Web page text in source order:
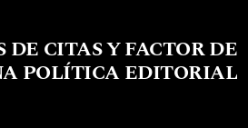
DE CITAS Y FACTOR DE
POLÍTICA EDITORIAL